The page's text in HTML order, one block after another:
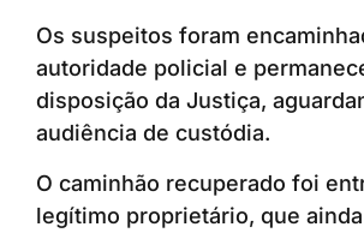
Os suspeitos foram
autoridade policial e
disposição da Justiça,
audiência de custódia.
O caminhão recuperado foi
legítimo proprietário, que